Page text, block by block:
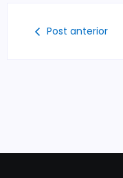
Post anterior